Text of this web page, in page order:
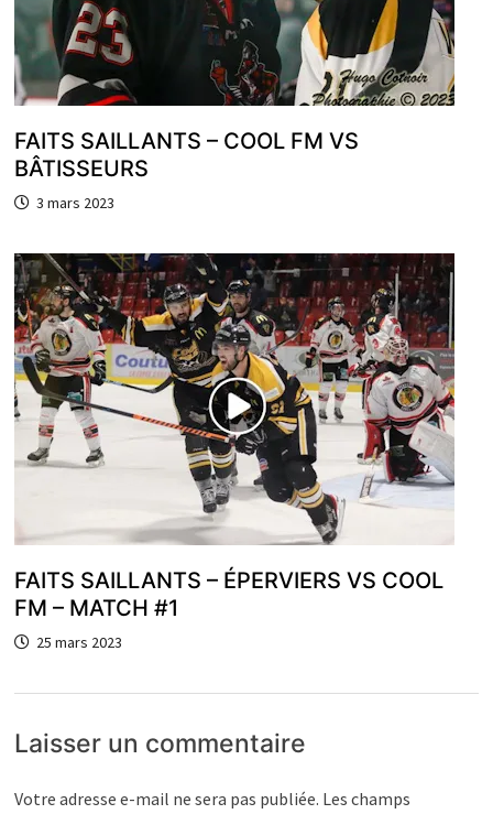
FAITS SAILLANTS – COOL FM VS
BÂTISSEURS
3 mars 2023
FAITS SAILLANTS – ÉPERVIERS VS COOL
FM – MATCH #1
25 mars 2023
Laisser un commentaire
Votre adresse e-mail ne sera pas publiée. Les champs